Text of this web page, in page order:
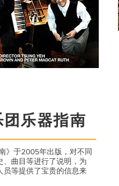
乐器指南
》于2005年出版，对不同
、曲目等进行了说明，为
员等提供了宝贵的信息来